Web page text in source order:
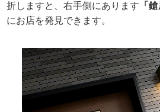
折しますと、右手側にあります 「
にお店を発見できます。